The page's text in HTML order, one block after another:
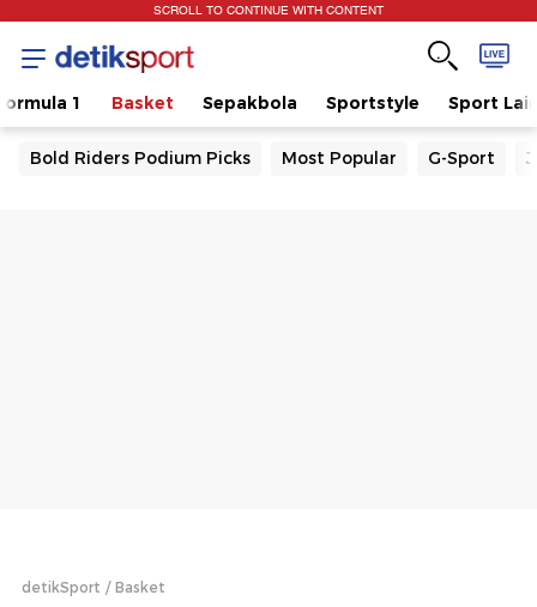
SCROLL TO CONTINUE WITH CONTENT
1 Basket Sepakbola Sportstyle Sport
Bold Riders Podium Picks Most Popular G-Sport
detikSport Basket